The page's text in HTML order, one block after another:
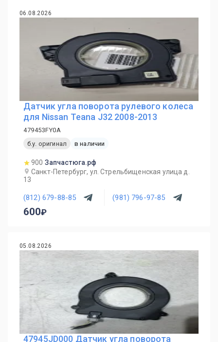
06.08.2026
Датчик угла поворота рулевого колеса
для Nissan Teana J32 2008-2013
479453FY0A
б.у. оригинал
в наличии
900 Запчастюга.рф
Санкт-Петербург, ул. Стрельбищенская улица д.
13
(812) 679-88-85 (981) 796-97-85
600
05.08.2026
47945JD000 Датчик угла поворота